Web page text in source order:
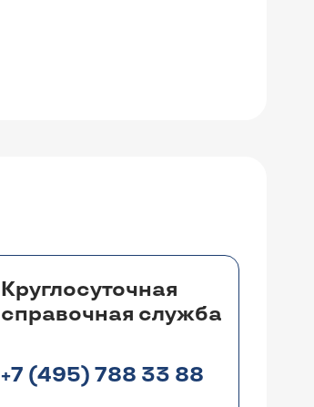
Круглосуточная
справочная служба
+7 (495) 788 33 88